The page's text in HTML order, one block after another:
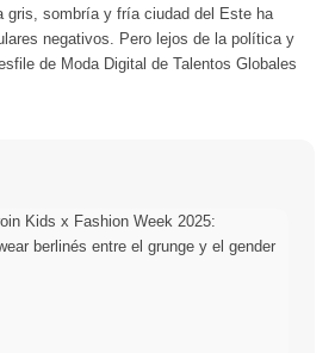
gris, sombría y fría ciudad del Este ha
negativos. Pero lejos de la política y
de Moda Digital de Talentos Globales